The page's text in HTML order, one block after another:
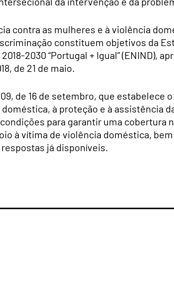
contra as mulheres e à violência
constituem objetivos da
2030 “Portugal + Igual” (ENIND),
de 21 de maio.
de 16 de setembro, que estabelece
à proteção e à assistência
para garantir uma cobertura
à vítima de violência doméstica,
já disponíveis.